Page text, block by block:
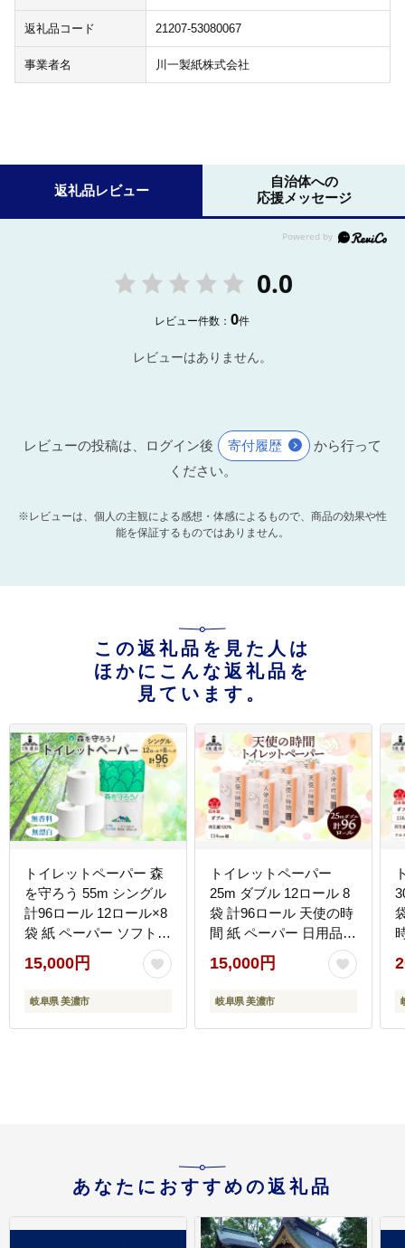
返礼品コード 21207-53080067
事業者名 川一製紙株式会社
返礼品レビュー
自治体への
応援メッセージ
0.0
レビュー件数：0件
レビューはありません。
レビューの投稿は、ログイン後 寄付履歴
から行って
ください。
※レビューは、個人の主観による感想・体感によるもので、商品の効果や性
能を保証するものではありません。
この返礼品を見た人は
ほかにこんな返礼品を
見ています。
トイレットペーパー 森
を守ろう 55m シングル
計96ロール 12ロール×8
袋 紙 ペーパー ソフト
日用品 消耗品 リサイク
ル 再生紙 無香料 厚手
トイレ用品 衛生用品 備
生活応援 牧製紙 送料無
15,000円
岐阜県 美濃市
トイレットペーパー
25m ダブル 12ロール 8
袋 計96ロール 天使の時
間 紙 ペーパー 日用品
消耗品 リサイクル 再生
紙 無香料 厚手 ソフト
トイレ用品 備蓄 ストッ
製紙 送料無料 岐阜県
15,000円
岐阜県 美濃市
あなたにおすすめの返礼品